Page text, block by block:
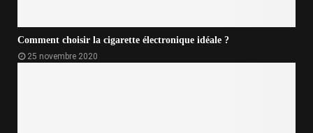
Comment choisir la cigarette électronique idéale ?
25 novembre 2020